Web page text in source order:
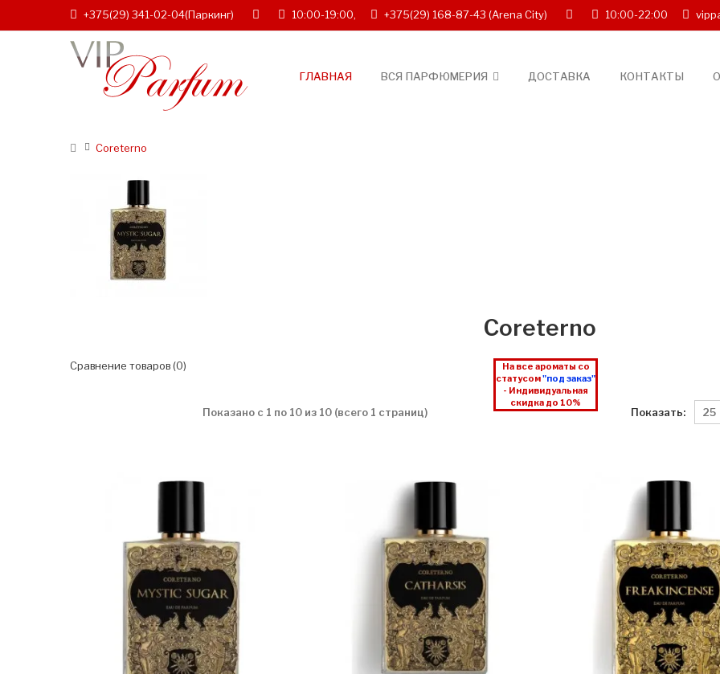
+375(29) 341-02-04(Паркинг) 10:00-19:00, +375(29) 168-87-43 (Arena City) 10:00-22:00
ГЛАВНАЯ ВСЯ ПАРФЮМЕРИЯ ДОСТАВКА КОНТАКТЫ
Coreterno
Coreterno
На все ароматы со
статусом"под заказ"
- Индивидуальная
скидка до 10%
Сравнение товаров (0)
Показано с 1 по 10 из 10 (всего 1 страниц) Показать: